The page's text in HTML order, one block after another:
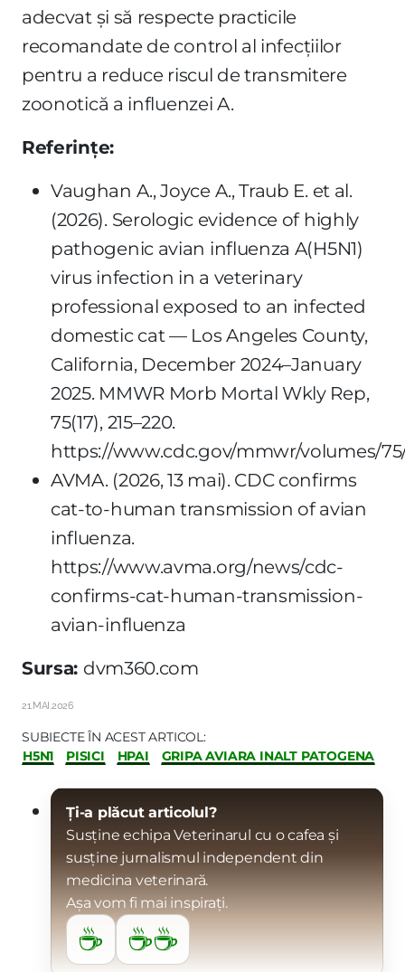
adecvat și să respecte practicile
recomandate de control al infecțiilor
pentru a reduce riscul de transmitere
zoonotică a influenzei A.
Referințe:
Vaughan A., Joyce A., Traub E. et al.
(2026). Serologic evidence of highly
pathogenic avian influenza A(H5N1)
virus infection in a veterinary
professional exposed to an infected
domestic cat — Los Angeles County,
California, December 2024–January
2025. MMWR Morb Mortal Wkly Rep,
75(17), 215–220.
https://www.cdc.gov/mmwr/volumes/
AVMA. (2026, 13 mai). CDC confirms
cat-to-human transmission of avian
influenza.
https://www.avma.org/news/cdc-
confirms-cat-human-transmission-
avian-influenza
Sursa: dvm360.com
21.MAI.2026
SUBIECTE ÎN ACEST ARTICOL:
H5N1
PISICI HPAI GRIPA AVIARA INALT PATOGENA
Ți-a plăcut articolul?
Susține echipa Veterinarul cu o cafea și
susține jurnalismul independent din
medicina veterinară.
Așa vom fi mai inspirați.
☕ ☕☕